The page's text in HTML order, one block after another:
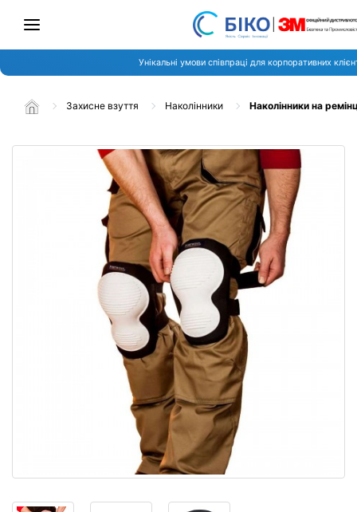
Унікальні умови співпраці для корпоративних
Захисне взуття Наколінники Наколінники на